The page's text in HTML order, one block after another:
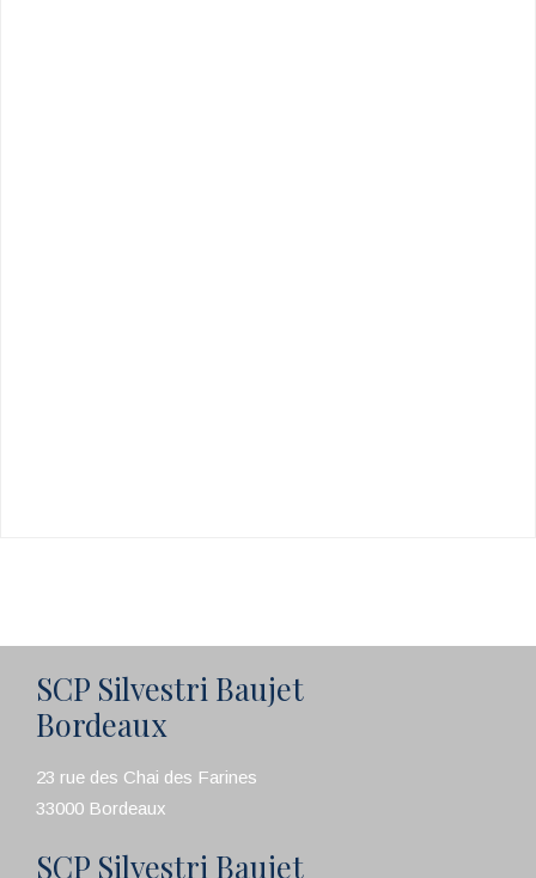
SCP Silvestri Baujet
Bordeaux
23 rue des Chai des Farines
33000 Bordeaux
SCP Silvestri Baujet